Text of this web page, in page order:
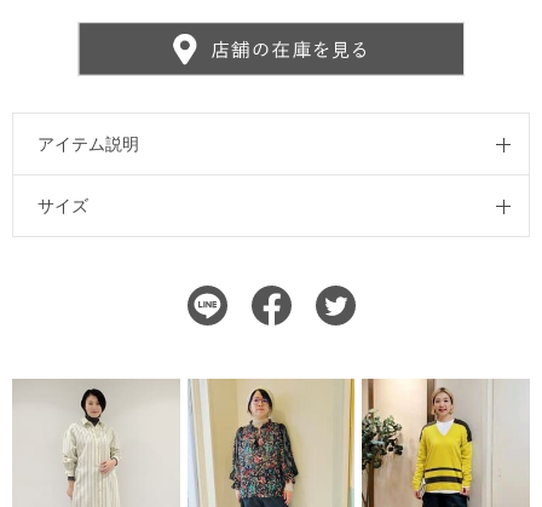
アイテム説明
サイズ